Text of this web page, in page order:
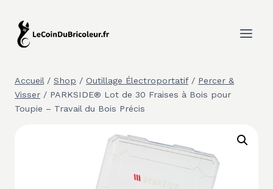
contenu
Accueil / Shop / Outillage Électroportatif / Percer &
Visser / PARKSIDE® Lot de 30 Fraises à Bois pour
Toupie – Travail du Bois Précis